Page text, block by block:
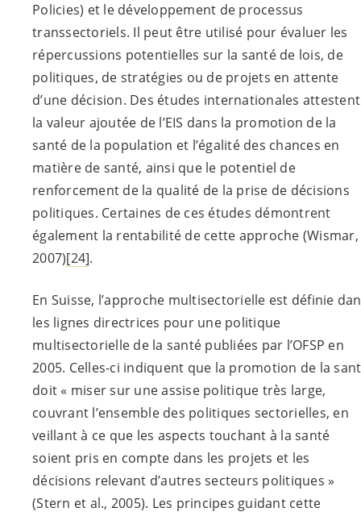
Policies) et le développement de processus
transsectoriels. Il peut être utilisé pour évaluer les
répercussions potentielles sur la santé de lois, de
politiques, de stratégies ou de projets en attente
d’une décision. Des études internationales attestent
la valeur ajoutée de l’EIS dans la promotion de la
santé de la population et l’égalité des chances en
matière de santé, ainsi que le potentiel de
renforcement de la qualité de la prise de décisions
politiques. Certaines de ces études démontrent
également la rentabilité de cette approche (Wismar,
2007)[24].
En Suisse, l’approche multisectorielle est définie
les lignes directrices pour une politique
multisectorielle de la santé publiées par l’OFSP en
2005. Celles-ci indiquent que la promotion de la
doit « miser sur une assise politique très large,
couvrant l’ensemble des politiques sectorielles, en
veillant à ce que les aspects touchant à la santé
soient pris en compte dans les projets et les
décisions relevant d’autres secteurs politiques »
(Stern et al., 2005). Les principes guidant cette